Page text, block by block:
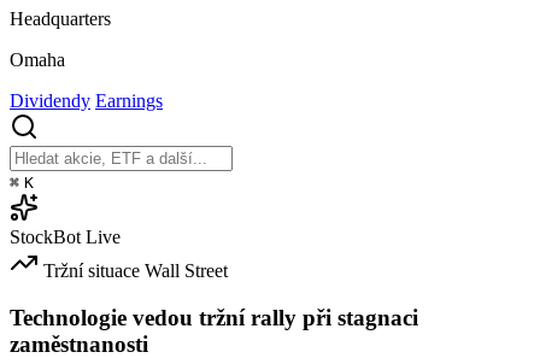
Headquarters
Omaha
Dividendy Earnings
⌘ K
StockBot Live
Tržní situace Wall Street
Technologie vedou tržní rally při stagnaci
zaměstnanosti